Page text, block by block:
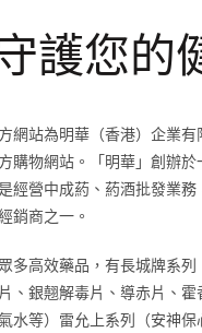
護您的
網站為明華（香港）企業有
購物網站。「明華」創辦於
經營中成葯、葯酒批發業務
銷商之一。
多高效藥品，有長城牌系列
、銀翹解毒片、導赤片、霍
水等）雷允上系列（安神保